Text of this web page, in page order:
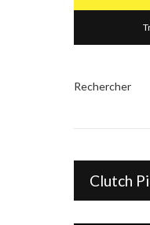
Rechercher
Clutch